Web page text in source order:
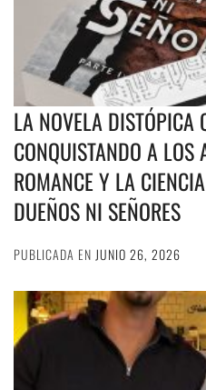
LA NOVELA DISTÓPICA
CONQUISTANDO A LOS
ROMANCE Y LA
DUEÑOS NI SEÑORES
PUBLICADA EN JUNIO 26, 2026